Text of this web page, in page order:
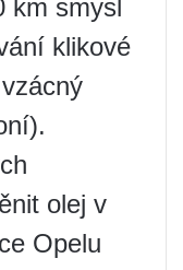
km smysl
klikové
olej v
Opelu